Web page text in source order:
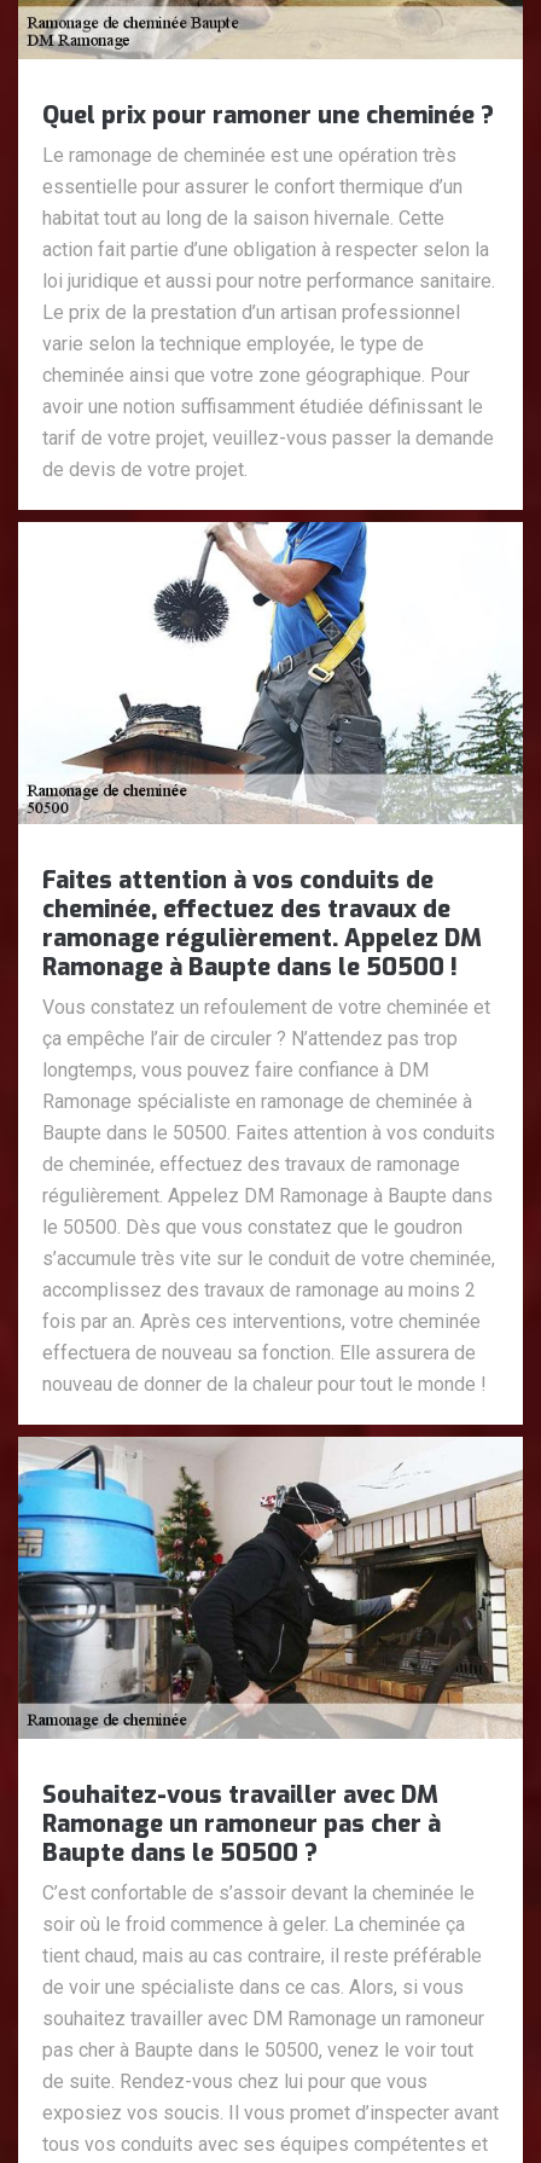
Quel prix pour ramoner une cheminée ?
Le ramonage de cheminée est une opération très
essentielle pour assurer le confort thermique d’un
habitat tout au long de la saison hivernale. Cette
action fait partie d’une obligation à respecter selon la
loi juridique et aussi pour notre performance sanitaire.
Le prix de la prestation d’un artisan professionnel
varie selon la technique employée, le type de
cheminée ainsi que votre zone géographique. Pour
avoir une notion suffisamment étudiée définissant le
tarif de votre projet, veuillez-vous passer la demande
de devis de votre projet.
Faites attention à vos conduits de
cheminée, effectuez des travaux de
ramonage régulièrement. Appelez DM
Ramonage à Baupte dans le 50500 !
Vous constatez un refoulement de votre cheminée et
ça empêche l’air de circuler ? N’attendez pas trop
longtemps, vous pouvez faire confiance à DM
Ramonage spécialiste en ramonage de cheminée à
Baupte dans le 50500. Faites attention à vos conduits
de cheminée, effectuez des travaux de ramonage
régulièrement. Appelez DM Ramonage à Baupte dans
le 50500. Dès que vous constatez que le goudron
s’accumule très vite sur le conduit de votre cheminée,
accomplissez des travaux de ramonage au moins 2
fois par an. Après ces interventions, votre cheminée
effectuera de nouveau sa fonction. Elle assurera de
nouveau de donner de la chaleur pour tout le monde !
Souhaitez-vous travailler avec DM
Ramonage un ramoneur pas cher à
Baupte dans le 50500 ?
C’est confortable de s’assoir devant la cheminée le
soir où le froid commence à geler. La cheminée ça
tient chaud, mais au cas contraire, il reste préférable
de voir une spécialiste dans ce cas. Alors, si vous
souhaitez travailler avec DM Ramonage un ramoneur
pas cher à Baupte dans le 50500, venez le voir tout
de suite. Rendez-vous chez lui pour que vous
exposiez vos soucis. Il vous promet d’inspecter avant
tous vos conduits avec ses équipes compétentes et